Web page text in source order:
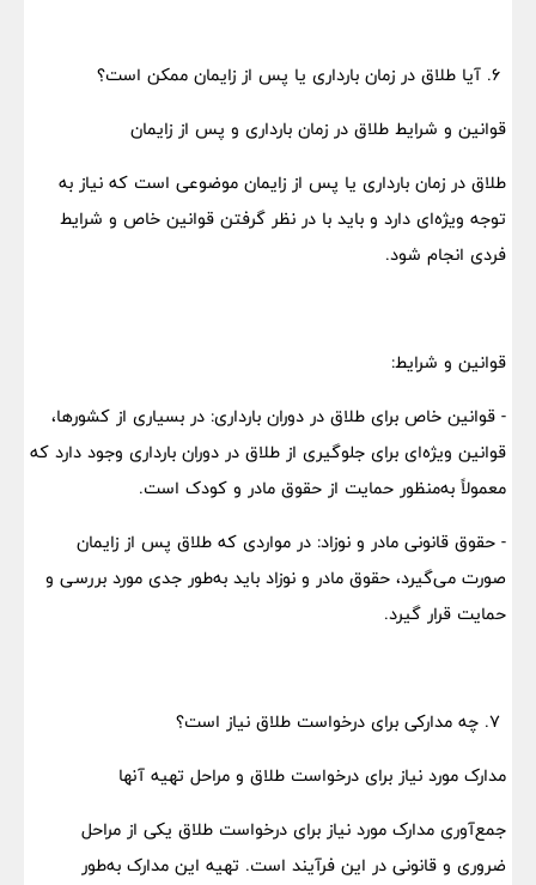
قوانین و شرایط طلاق در زمان بارداری و پس از زایمان
طلاق در زمان بارداری یا پس از زایمان موضوعی است که نیاز به
توجه ویژه‌ای دارد و باید با در نظر گرفتن قوانین خاص و شرایط
فردی انجام شود.
قوانین و شرایط:
- قوانین خاص برای طلاق در دوران بارداری: در بسیاری از کشورها،
قوانین ویژه‌ای برای جلوگیری از طلاق در دوران بارداری وجود دارد که
معمولاً به‌منظور حمایت از حقوق مادر و کودک است.
- حقوق قانونی مادر و نوزاد: در مواردی که طلاق پس از زایمان
صورت می‌گیرد، حقوق مادر و نوزاد باید به‌طور جدی مورد بررسی و
حمایت قرار گیرد.
مدارک مورد نیاز برای درخواست طلاق و مراحل تهیه آنها
جمع‌آوری مدارک مورد نیاز برای درخواست طلاق یکی از مراحل
ضروری و قانونی در این فرآیند است. تهیه این مدارک به‌طور